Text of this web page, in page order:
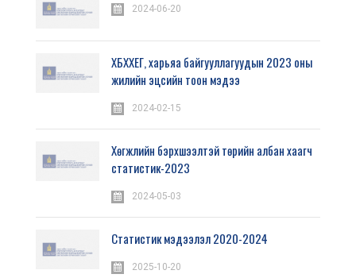
2024-06-20
ХБХХЕГ, харьяа байгууллагуудын 2023 оны
жилийн эцсийн тоон мэдээ
2024-02-15
Хөгжлийн бэрхшээлтэй төрийн албан хаагч
статистик-2023
2024-05-03
Статистик мэдээлэл 2020-2024
2025-10-20